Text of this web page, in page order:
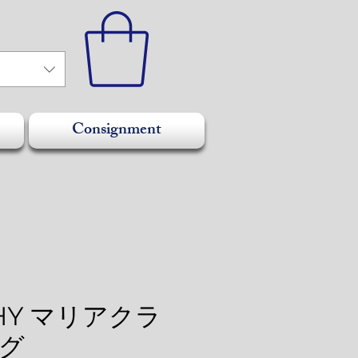
Consignment
マリアクラ